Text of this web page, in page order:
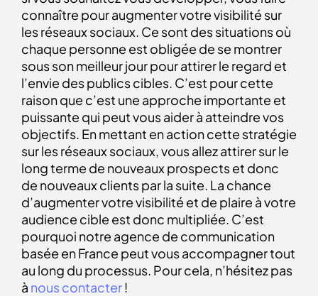
connaître pour augmenter votre visibilité sur
les réseaux sociaux. Ce sont des situations où
chaque personne est obligée de se montrer
sous son meilleur jour pour attirer le regard et
l’envie des publics cibles. C’est pour cette
raison que c’est une approche importante et
puissante qui peut vous aider à atteindre vos
objectifs. En mettant en action cette stratégie
sur les réseaux sociaux, vous allez attirer sur le
long terme de nouveaux prospects et donc
de nouveaux clients par la suite. La chance
d’augmenter votre visibilité et de plaire à votre
audience cible est donc multipliée. C’est
pourquoi notre agence de communication
basée en France peut vous accompagner tout
au long du processus. Pour cela, n’hésitez pas
à nous contacter!